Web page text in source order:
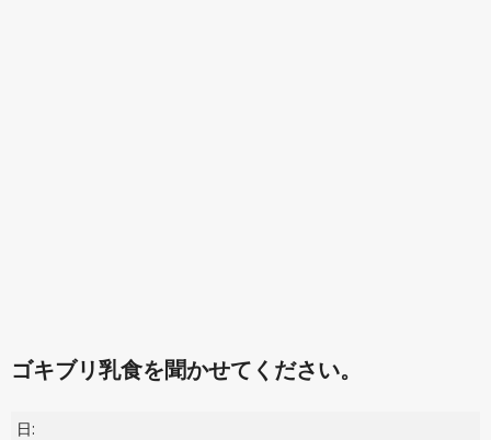
ゴキブリ乳食を聞かせてください。
日: